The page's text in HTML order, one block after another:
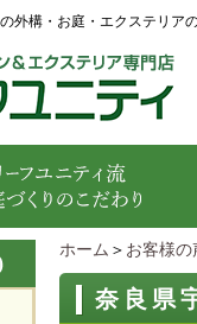
外構・お庭・エクステリア
ホーム ＞ お客様の
奈良県